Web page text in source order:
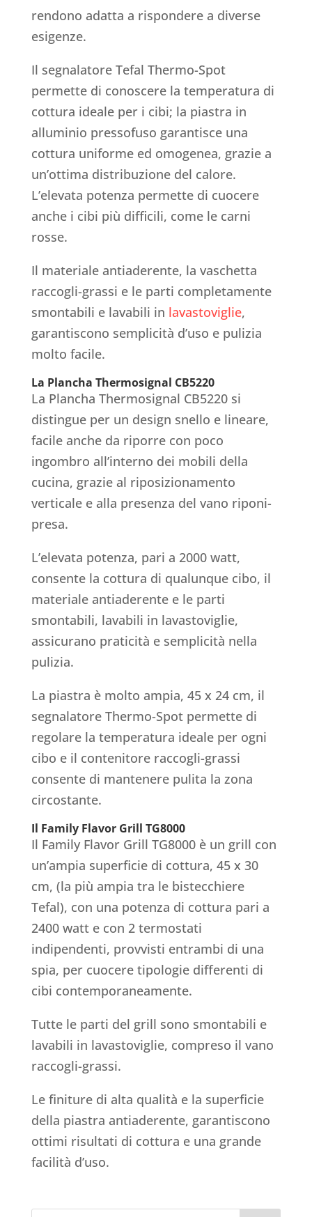
rendono adatta a rispondere a diverse
esigenze.
Il segnalatore Tefal Thermo-Spot
permette di conoscere la temperatura di
cottura ideale per i cibi; la piastra in
alluminio pressofuso garantisce una
cottura uniforme ed omogenea, grazie a
un’ottima distribuzione del calore.
L’elevata potenza permette di cuocere
anche i cibi più difficili, come le carni
rosse.
Il materiale antiaderente, la vaschetta
raccogli-grassi e le parti completamente
smontabili e lavabili in lavastoviglie,
garantiscono semplicità d’uso e pulizia
molto facile.
La Plancha Thermosignal CB5220
La Plancha Thermosignal CB5220 si
distingue per un design snello e lineare,
facile anche da riporre con poco
ingombro all’interno dei mobili della
cucina, grazie al riposizionamento
verticale e alla presenza del vano riponi-
presa.
L’elevata potenza, pari a 2000 watt,
consente la cottura di qualunque cibo, il
materiale antiaderente e le parti
smontabili, lavabili in lavastoviglie,
assicurano praticità e semplicità nella
pulizia.
La piastra è molto ampia, 45 x 24 cm, il
segnalatore Thermo-Spot permette di
regolare la temperatura ideale per ogni
cibo e il contenitore raccogli-grassi
consente di mantenere pulita la zona
circostante.
Il Family Flavor Grill TG8000
Il Family Flavor Grill TG8000 è un grill con
un’ampia superficie di cottura, 45 x 30
cm, (la più ampia tra le bistecchiere
Tefal), con una potenza di cottura pari a
2400 watt e con 2 termostati
indipendenti, provvisti entrambi di una
spia, per cuocere tipologie differenti di
cibi contemporaneamente.
Tutte le parti del grill sono smontabili e
lavabili in lavastoviglie, compreso il vano
raccogli-grassi.
Le finiture di alta qualità e la superficie
della piastra antiaderente, garantiscono
ottimi risultati di cottura e una grande
facilità d’uso.